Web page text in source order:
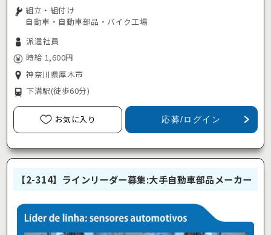
組立・組付け
自動車・自動車部品・バイク工場
派遣社員
時給 1,600円
神奈川県厚木市
下溝駅(徒歩60分)
お気に入り 応募/ログイン
【2-314】ラインリーダー募集:大手自動車部品メーカー